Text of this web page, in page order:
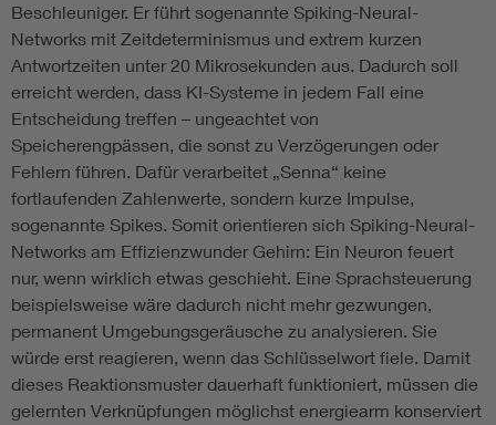
Beschleuniger. Er führt sogenannte Spiking-Neural-
Networks mit Zeitdeterminismus und extrem kurzen
Antwortzeiten unter 20 Mikrosekunden aus. Dadurch soll
erreicht werden, dass KI-Systeme in jedem Fall eine
Entscheidung treffen – ungeachtet von
Speicherengpässen, die sonst zu Verzögerungen oder
Fehlern führen. Dafür verarbeitet „Senna“ keine
fortlaufenden Zahlenwerte, sondern kurze Impulse,
sogenannte Spikes. Somit orientieren sich Spiking-Neural-
Networks am Effizienzwunder Gehirn: Ein Neuron feuert
nur, wenn wirklich etwas geschieht. Eine Sprachsteuerung
beispielsweise wäre dadurch nicht mehr gezwungen,
permanent Umgebungsgeräusche zu analysieren. Sie
würde erst reagieren, wenn das Schlüsselwort fiele. Damit
dieses Reaktionsmuster dauerhaft funktioniert, müssen die
gelernten Verknüpfungen möglichst energiearm konserviert